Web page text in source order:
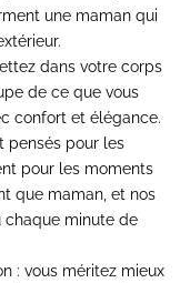
une maman qui
dans votre corps
de ce que vous
confort et élégance.
pensés pour les
pour les moments
que maman, et nos
chaque minute de
: vous méritez mieux